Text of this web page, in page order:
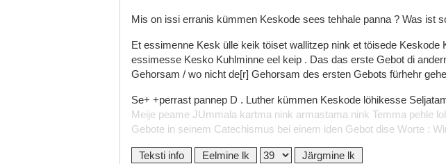
Mis on issi erranis kümmen Keskode sees tehhale panna ? Was ist
Et essimenne Kesk ülle keik töiset wallitzep nink et töisede Keskode
essimesse Kesko Kuhlminne eel keip . Das das erste Gebot di
Gehorsam / wo nicht de[r] Gehorsam des ersten Gebots fürhehr
Se+ +perrast pannep D . Luther kümmen Keskode löhikesse
Meije peame JUmmala kartma nink armastama nink Temma pehle
Gebote in seinem Catechismus bei einem iden Gebot dise Worte :
Teksti info Eelmine lk Järgmine lk